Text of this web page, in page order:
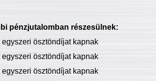
pénzjutalomban részesülnek:
ösztöndíjat kapnak
ösztöndíjat kapnak
ösztöndíjat kapnak